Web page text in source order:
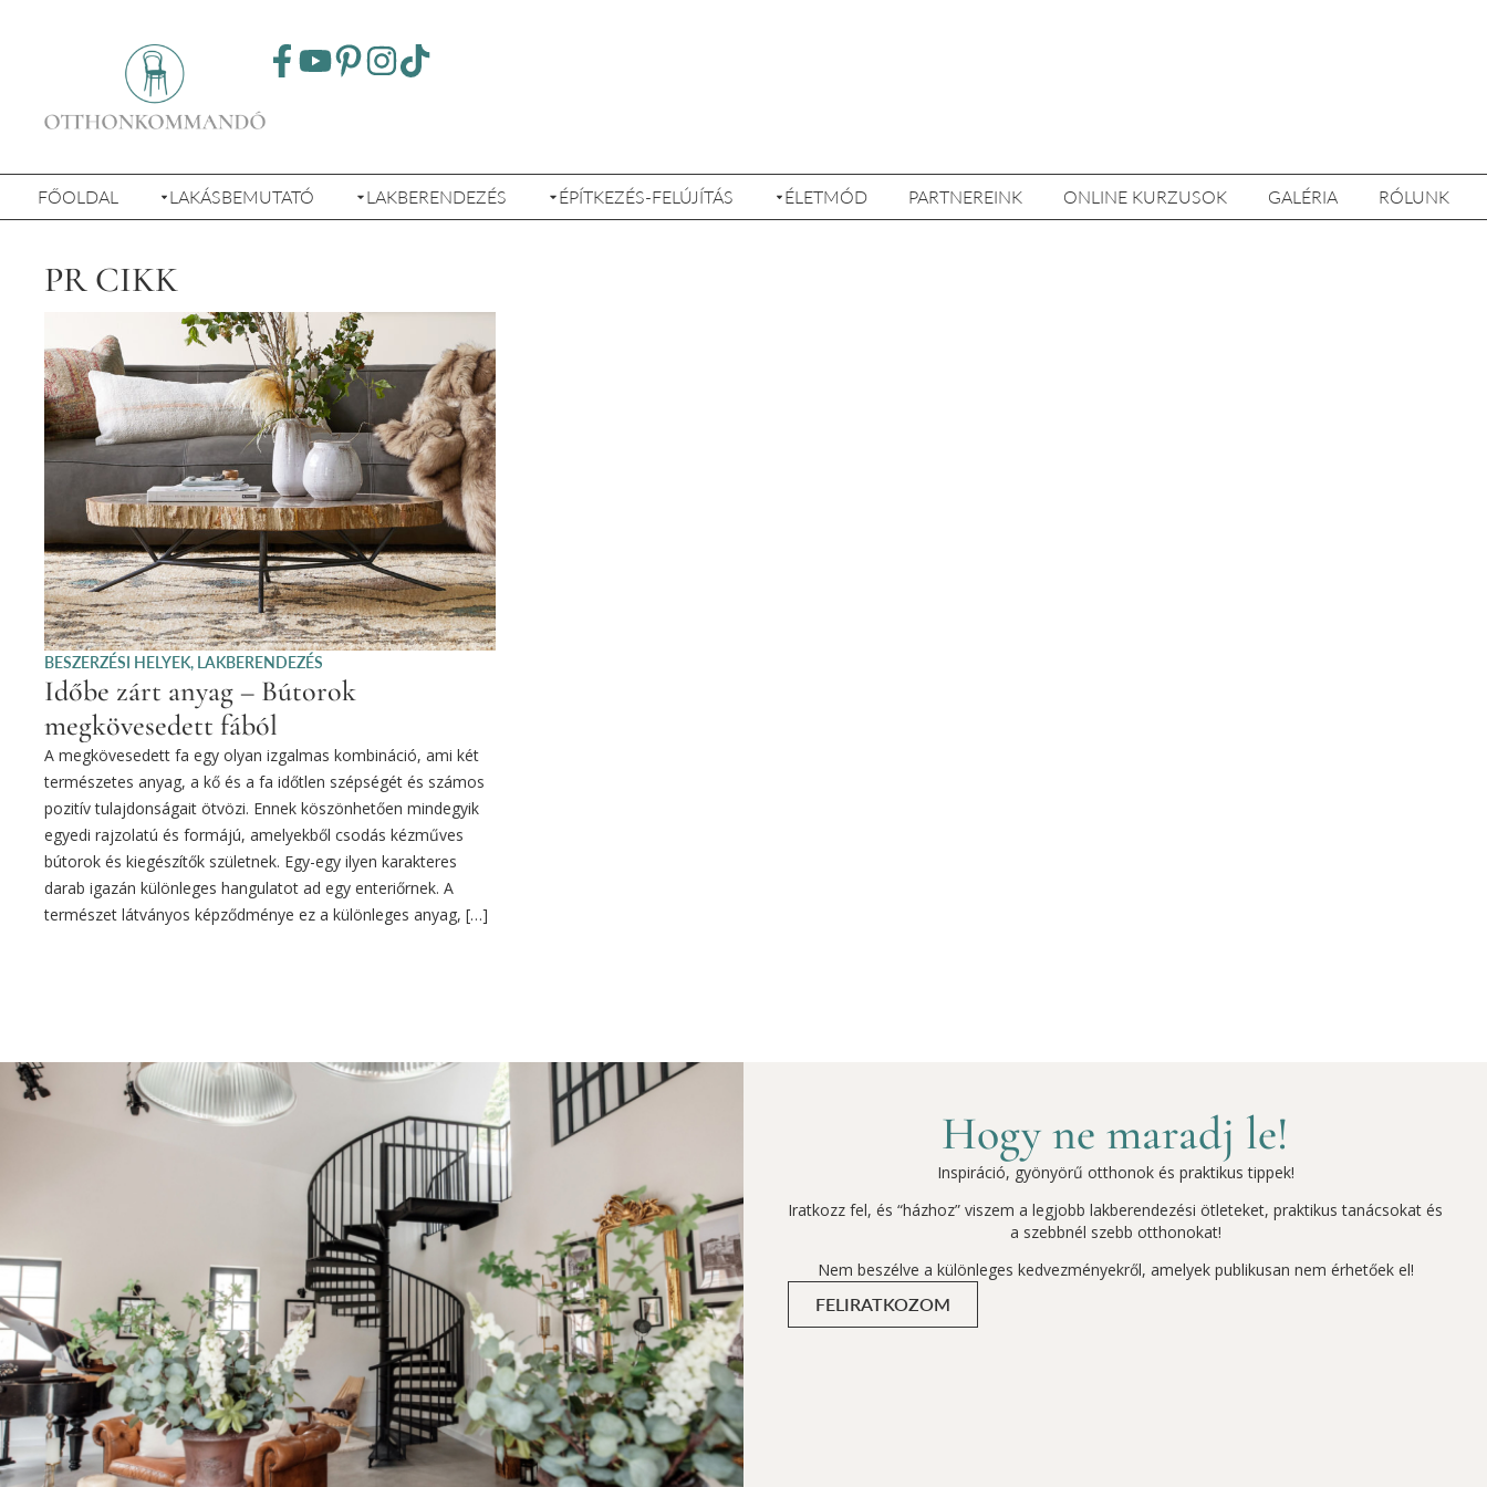
FŐOLDAL LAKÁSBEMUTATÓ LAKBERENDEZÉS ÉPÍTKEZÉS-FELÚJÍTÁS ÉLETMÓD PARTNEREINK ONLINE KURZUSOK GALÉRIA RÓLUNK
PR CIKK
BESZERZÉSI HELYEK, LAKBERENDEZÉS
Időbe zárt anyag – Bútorok
megkövesedett fából
A megkövesedett fa egy olyan izgalmas kombináció, ami két
természetes anyag, a kő és a fa időtlen szépségét és számos
pozitív tulajdonságait ötvözi. Ennek köszönhetően mindegyik
egyedi rajzolatú és formájú, amelyekből csodás kézműves
bútorok és kiegészítők születnek. Egy-egy ilyen karakteres
darab igazán különleges hangulatot ad egy enteriőrnek. A
természet látványos képződménye ez a különleges anyag, […]
Hogy ne maradj le!
Inspiráció, gyönyörű otthonok és praktikus tippek!
Iratkozz fel, és “házhoz” viszem a legjobb lakberendezési ötleteket, praktikus tanácsokat és
a szebbnél szebb otthonokat!
Nem beszélve a különleges kedvezményekről, amelyek publikusan nem érhetőek el!
FELIRATKOZOM